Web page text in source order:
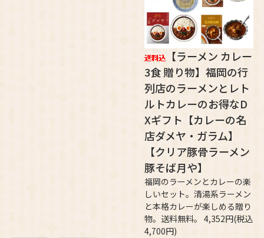
【ラーメン カレー
3食 贈り物】福岡の行
列店のラーメンとレト
ルトカレーのお得なD
Xギフト【カレーの名
店ダメヤ・ガラム】
【クリア豚骨ラーメン
豚そば月や】
福岡のラーメンとカレーの楽
しいセット。清湯系ラーメン
と本格カレーが楽しめる贈り
物。送料無料。 4,352円(税込
4,700円)